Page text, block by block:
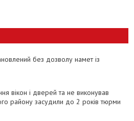
без дозволу намет із
вікон і дверей та не виконував
району засудили до 2 років тюрми